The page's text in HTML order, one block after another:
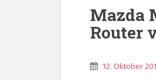
Mazda
Router
12. Oktober